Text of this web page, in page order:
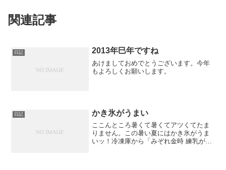
関連記事
日記 2013年巳年ですね
あけましておめでとうございます。今年
もよろしくお願いします。
日記 かき氷がうまい
ここんところ暑くて暑くてアツくてたま
りません。この暑い夏にはかき氷がうま
いッ！冷凍庫から「みぞれ金時 練乳が